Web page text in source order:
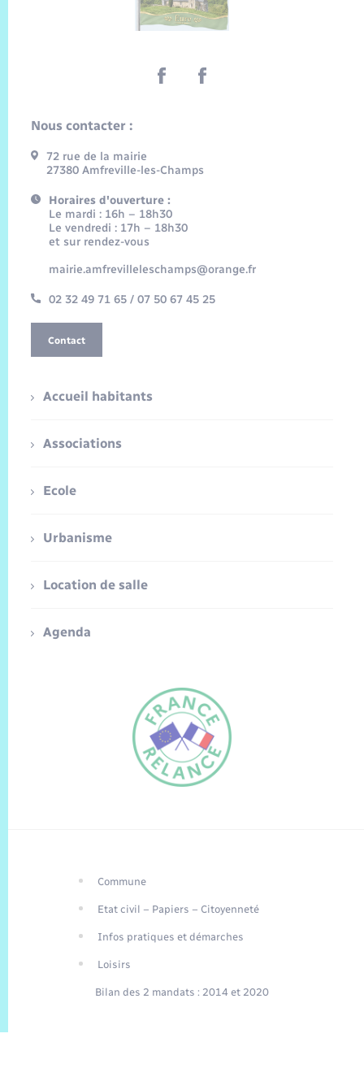
Traduction du
EN
Nous contacter :
72 rue de la mairie
27380 Amfreville-les-Champs
Horaires d'ouverture :
Le mardi : 16h – 18h30
Le vendredi : 17h – 18h30
et sur rendez-vous
mairie.amfrevilleleschamps@orange.fr
02 32 49 71 65 / 07 50 67 45 25
Contact
Accueil habitants
Associations
Ecole
Urbanisme
Location de salle
Agenda
Commune
Etat civil – Papiers – Citoyenneté
Infos pratiques et démarches
Loisirs
Bilan des 2 mandats : 2014 et 2020